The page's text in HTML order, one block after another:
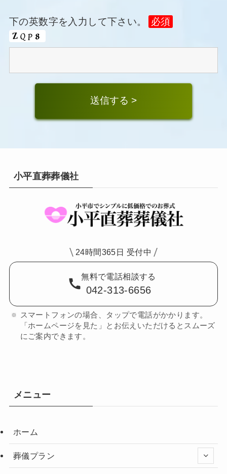
下の英数字を入力して下さい。 必須
小平直葬葬儀社
24時間365日 受付中
無料で電話相談する
042-313-6656
スマートフォンの場合、タップで電話がかかります。
「ホームページを見た」とお伝えいただけるとスムーズ
にご案内できます。
メニュー
ホーム
葬儀プラン